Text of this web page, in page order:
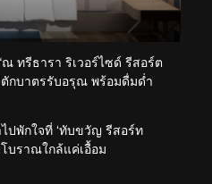
ณ ทรีธารา ริเวอร์ไซด์ รีสอร์ต
กบาตรรับอรุณ พร้อมดื่มด่ำ
ปพักใจที่ ‘ทับขวัญ รีสอร์ท
บราณใกล้แค่เอื้อม